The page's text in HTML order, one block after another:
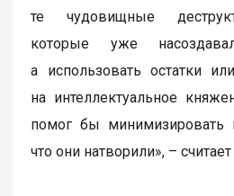
те чудовищные
которые уже
а использовать остатки
на интеллектуальное
помог бы минимизировать
что они натворили», –